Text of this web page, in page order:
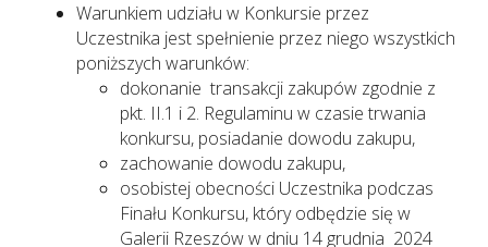
Warunkiem udziału w Konkursie przez
Uczestnika jest spełnienie przez niego wszystkich
poniższych warunków:
dokonanie transakcji zakupów zgodnie z
pkt. II.1 i 2. Regulaminu w czasie trwania
konkursu, posiadanie dowodu zakupu,
zachowanie dowodu zakupu,
osobistej obecności Uczestnika podczas
Finału Konkursu, który odbędzie się w
Galerii Rzeszów w dniu 14 grudnia 2024